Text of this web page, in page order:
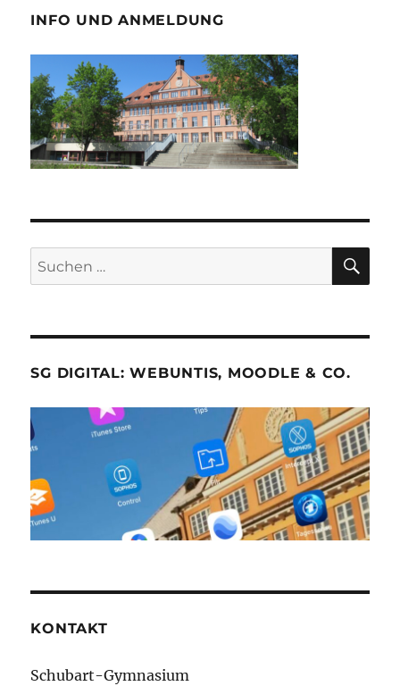
INFO UND ANMELDUNG
Suche
nach:
SG DIGITAL: WEBUNTIS, MOODLE & CO.
KONTAKT
Schubart-Gymnasium